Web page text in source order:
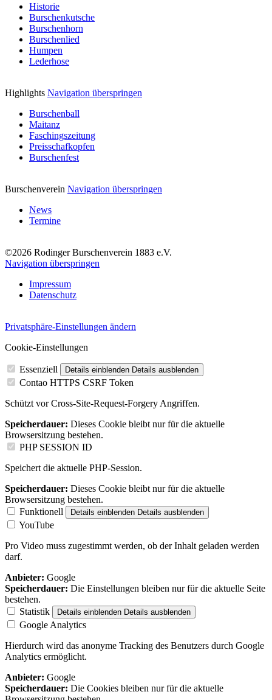
Historie
Burschenkutsche
Burschenhorn
Burschenlied
Humpen
Lederhose
Highlights Navigation überspringen
Burschenball
Maitanz
Faschingszeitung
Preisschafkopfen
Burschenfest
Burschenverein Navigation überspringen
News
Termine
©2026 Rodinger Burschenverein 1883 e.V.
Navigation überspringen
Impressum
Datenschutz
Privatsphäre-Einstellungen ändern
Cookie-Einstellungen
Essenziell Details einblenden Details ausblenden
Contao HTTPS CSRF Token
Schützt vor Cross-Site-Request-Forgery Angriffen.
Speicherdauer: Dieses Cookie bleibt nur für die aktuelle
Browsersitzung bestehen.
PHP SESSION ID
Speichert die aktuelle PHP-Session.
Speicherdauer: Dieses Cookie bleibt nur für die aktuelle
Browsersitzung bestehen.
Funktionell
Details einblenden Details ausblenden
YouTube
Pro Video muss zugestimmt werden, ob der Inhalt geladen werden
darf.
Anbieter: Google
Speicherdauer: Die Einstellungen bleiben nur für die aktuelle Seite
bestehen.
Statistik
Details einblenden Details ausblenden
Google Analytics
Hierdurch wird das anonyme Tracking des Benutzers durch Google
Analytics ermöglicht.
Anbieter: Google
Speicherdauer: Die Cookies bleiben nur für die aktuelle